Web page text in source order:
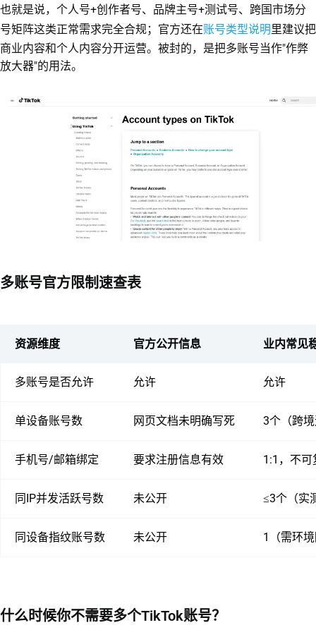
也就是说，个人号+创作者号、品牌主号+测试号、跨国市场分
号矩阵这类正常需求完全合规；官方还在账号类型说明 里建议把
商业内容和个人内容分开运营。被封的，是把多账号当作"作弊
放大器"的用法。
多账号官方限制速查表
资源维度 官方公开信息 业内常见
多账号是否允许 允许 允许
单设备账号数 网页文档未明确写死 3个（跨
手机号/邮箱绑定 要求注册信息有效 1:1，不可
同IP并发活跃号数 未公开 ≤3个（实
同设备指纹账号数 未公开 1（需环
什么时候你不需要多个TikTok账号？